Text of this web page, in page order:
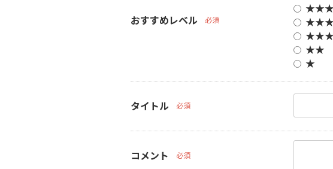
おすすめレベル 必須
★★★
★★
★
タイトル 必須
コメント 必須